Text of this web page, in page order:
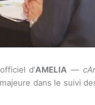
d’AMELIA —
dans le suivi